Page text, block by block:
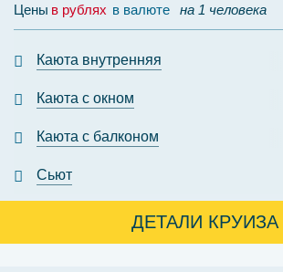
Цены в рублях в валюте на 1 человека
Каюта внутренняя
Каюта с окном
Каюта с балконом
Сьют
ДЕТАЛИ КРУИЗА